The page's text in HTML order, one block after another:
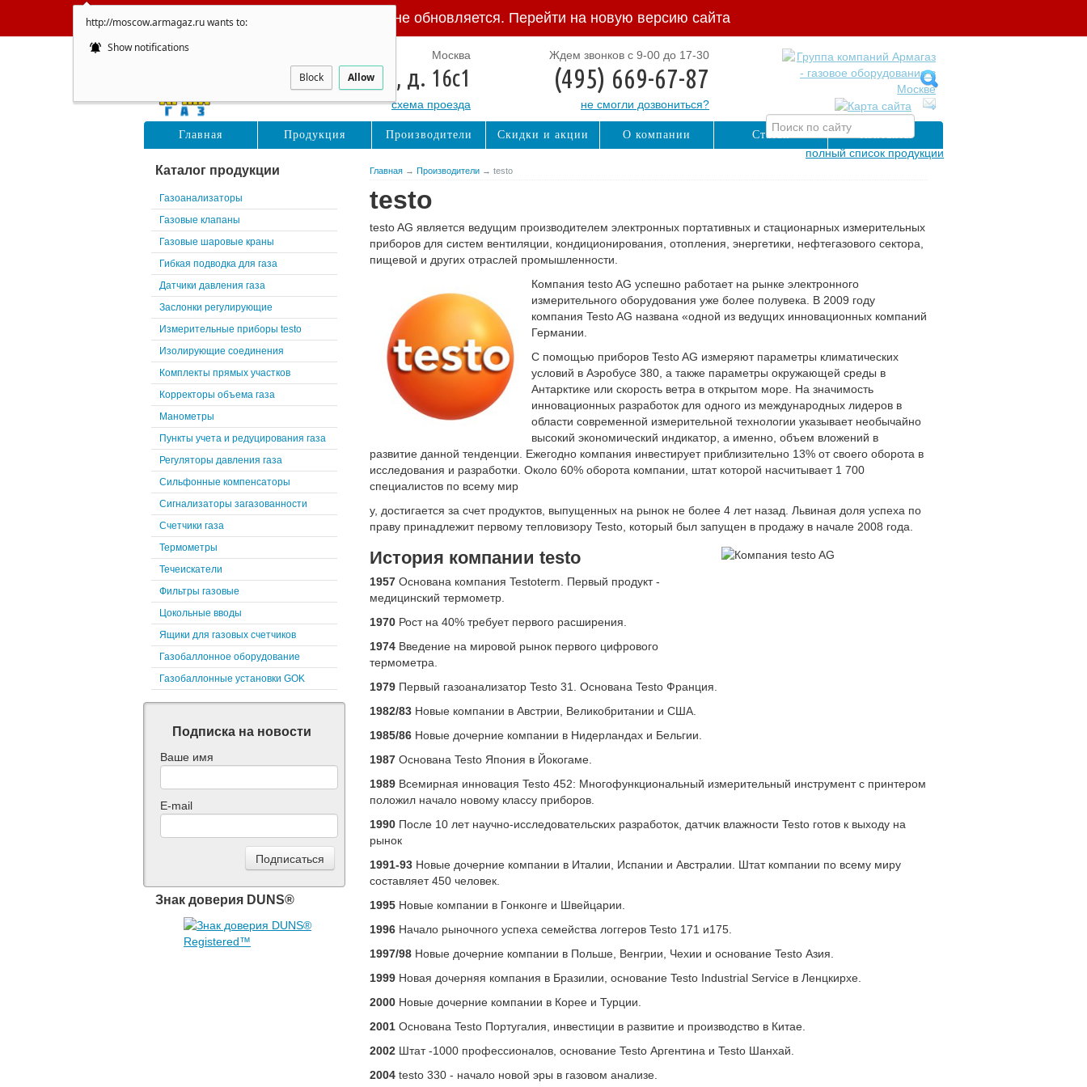
http://moscow.armagaz.ru wants to:
Show notifications
Block Allow
Сайт не обновляется. Перейти на новую версию сайта
Главная → Производители → testo
testo
testo AG является ведущим производителем электронных портативных и стационарных измерительных
приборов для систем вентиляции, кондиционирования, отопления, энергетики, нефтегазового сектора,
пищевой и других отраслей промышленности.
Компания testo AG успешно работает на рынке электронного
измерительного оборудования уже более полувека. В 2009 году
компания Testo AG названа «одной из ведущих инновационных компаний
Германии.
С помощью приборов Testo AG измеряют параметры климатических
условий в Аэробусе 380, а также параметры окружающей среды в
Антарктике или скорость ветра в открытом море. На значимость
инновационных разработок для одного из международных лидеров в
области современной измерительной технологии указывает необычайно
высокий экономический индикатор, а именно, объем вложений в
развитие данной тенденции. Ежегодно компания инвестирует приблизительно 13% от своего оборота в
исследования и разработки. Около 60% оборота компании, штат которой насчитывает 1 700
специалистов по всему мир
у, достигается за счет продуктов, выпущенных на рынок не более 4 лет назад. Львиная доля успеха по
праву принадлежит первому тепловизору Testo, который был запущен в продажу в начале 2008 года.
История компании testo
1957 Основана компания Testoterm. Первый продукт -
медицинский термометр.
1970 Рост на 40% требует первого расширения.
1974 Введение на мировой рынок первого цифрового
термометра.
1979 Первый газоанализатор Testo 31. Основана Testo Франция.
1982/83 Новые компании в Австрии, Великобритании и США.
1985/86 Новые дочерние компании в Нидерландах и Бельгии.
1987 Основана Testo Япония в Йокогаме.
1989 Всемирная инновация Testo 452: Многофункциональный измерительный инструмент с принтером
положил начало новому классу приборов.
1990 После 10 лет научно-исследовательских разработок, датчик влажности Testo готов к выходу на
рынок
1991-93 Новые дочерние компании в Италии, Испании и Австралии. Штат компании по всему миру
составляет 450 человек.
1995 Новые компании в Гонконге и Швейцарии.
1996 Начало рыночного успеха семейства логгеров Testo 171 и175.
1997/98 Новые дочерние компании в Польше, Венгрии, Чехии и основание Testo Азия.
1999 Новая дочерняя компания в Бразилии, основание Testo Industrial Service в Ленцкирхе.
2000 Новые дочерние компании в Корее и Турции.
2001 Основана Testo Португалия, инвестиции в развитие и производство в Китае.
2002 Штат -1000 профессионалов, основание Testo Аргентина и Testo Шанхай.
2004 testo 330 - начало новой эры в газовом анализе.
Каталог продукции
Газоанализаторы
Газовые клапаны
Газовые шаровые краны
Гибкая подводка для газа
Датчики давления газа
Заслонки регулирующие
Измерительные приборы testo
Изолирующие соединения
Комплекты прямых участков
Корректоры объема газа
Манометры
Пункты учета и редуцирования газа
Регуляторы давления газа
Сильфонные компенсаторы
Сигнализаторы загазованности
Счетчики газа
Термометры
Течеискатели
Фильтры газовые
Цокольные вводы
Ящики для газовых счетчиков
Газобаллонное оборудование
Газобаллонные установки GOK
Подписка на новости
Ваше имя
E-mail
Знак доверия DUNS®
Москва
Восточная, д. 16с1
схема проезда
Ждем звонков с 9-00 до 17-30
(495) 669-67-87
не смогли дозвониться?
полный список продукции
Главная Продукция Производители Скидки и акции О компании Статьи